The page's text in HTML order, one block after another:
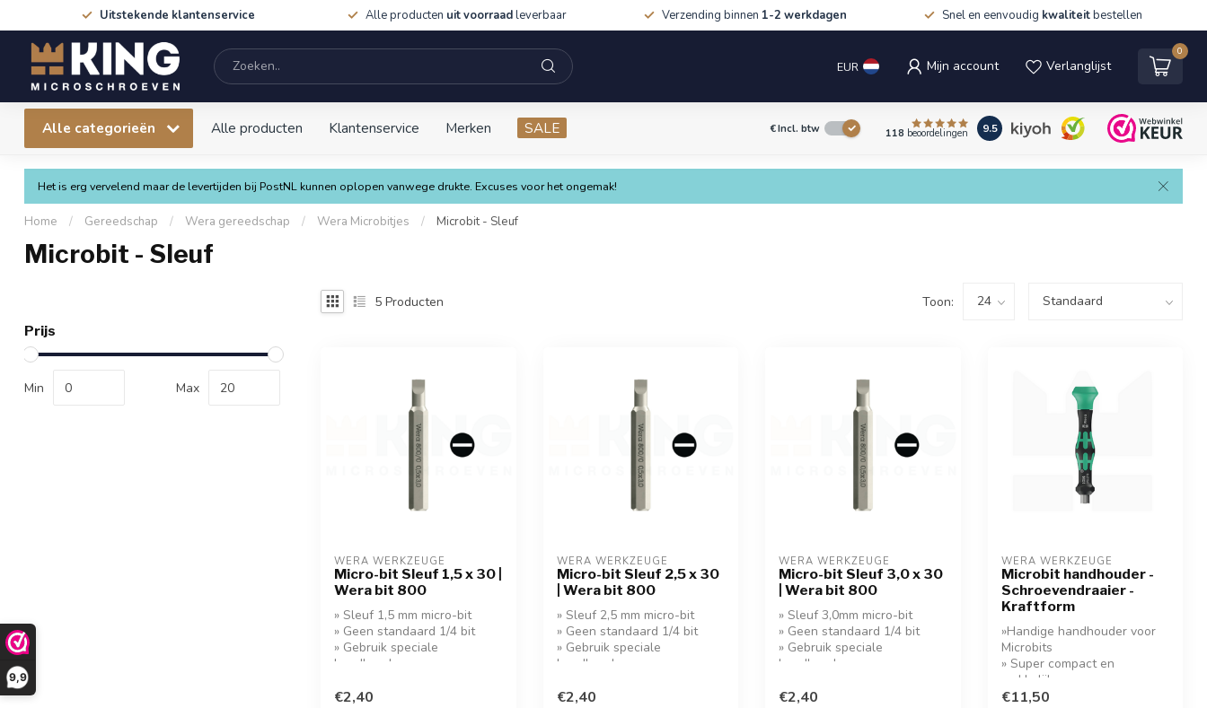
9,9
Uitstekende klantenservice Alle producten uit voorraadleverbaar Verzending binnen 1-2 werkdagen Snel en eenvoudig kwaliteitbestellen
EUR Mijn account Verlanglijst
0
Alle categorieën Alle producten Klantenservice Merken SALE €Incl. btw 118 beoordelingen 9.5
Het is erg vervelend maar de levertijden bij PostNL kunnen oplopen vanwege drukte. Excuses voor het ongemak!
Home / Gereedschap / Wera gereedschap / Wera Microbitjes / Microbit - Sleuf
Microbit - Sleuf
Prijs
Min Max
5 Producten Toon:
WERA WERKZEUGE
Micro-bit Sleuf 1,5 x 30 |
Wera bit 800
» Sleuf 1,5 mm micro-bit
» Geen standaard 1/4 bit
» Gebruik speciale
handhouder
€2,40
WERA WERKZEUGE
Micro-bit Sleuf 2,5 x 30
| Wera bit 800
» Sleuf 2,5 mm micro-bit
» Geen standaard 1/4 bit
» Gebruik speciale
handhouder
€2,40
WERA WERKZEUGE
Micro-bit Sleuf 3,0 x 30
| Wera bit 800
» Sleuf 3,0mm micro-bit
» Geen standaard 1/4 bit
» Gebruik speciale
handhouder
€2,40
WERA WERKZEUGE
Microbit handhouder -
Schroevendraaier -
Kraftform
»Handige handhouder voor
Microbits
» Super compact en
makkelijk
» Compacter kan een
€11,50